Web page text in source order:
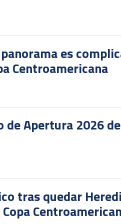
panorama es
Centroamericana
de Apertura 2026
tras quedar